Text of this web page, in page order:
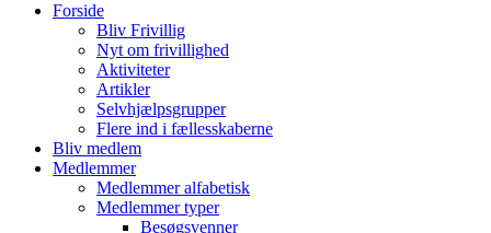
Forside
Bliv Frivillig
Nyt om frivillighed
Aktiviteter
Artikler
Selvhjælpsgrupper
Flere ind i fællesskaberne
Bliv medlem
Medlemmer
Medlemmer alfabetisk
Medlemmer typer
Besøgsvenner